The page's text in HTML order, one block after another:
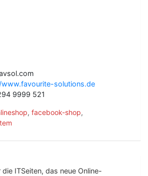
solutions.de
9999 521
, facebook-shop,
ITSeiten, das neue Online-